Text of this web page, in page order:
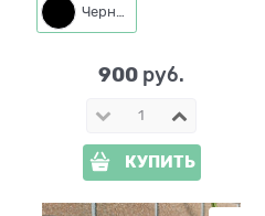
Черный
900 руб.
КУПИТЬ